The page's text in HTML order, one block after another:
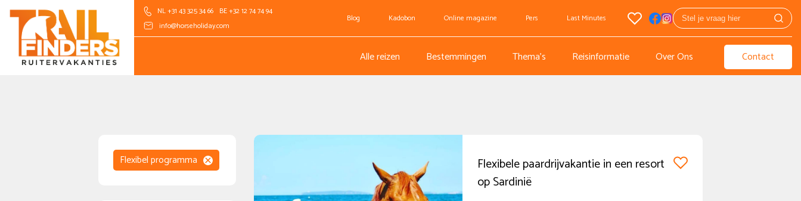
NL +31 43 325 34 66
BE +32 12 74 74 94
info@horseholiday.com
Blog Kadobon Online magazine Pers Last Minutes
Alle reizen Bestemmingen Thema's Reisinformatie Over Ons Contact
Flexibel programma
Flexibele paardrijvakantie in een resort
op Sardinië